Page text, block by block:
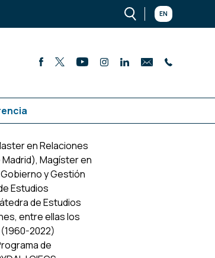
EN
en Relaciones
Magíster en
y Gestión
Estudios
de Estudios
entre ellas los
2022)
de